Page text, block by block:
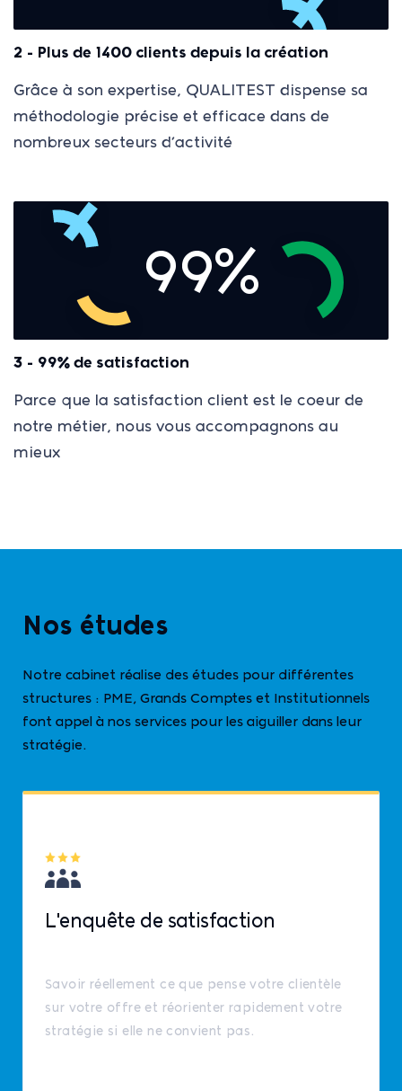
2 - Plus de 1400 clients depuis la création
Grâce à son expertise, QUALITEST dispense sa
méthodologie précise et efficace dans de
nombreux secteurs d’activité
99%
3 - 99% de satisfaction
Parce que la satisfaction client est le coeur de
notre métier, nous vous accompagnons au
mieux
Nos études
Notre cabinet réalise des études pour différentes
structures : PME, Grands Comptes et Institutionnels
font appel à nos services pour les aiguiller dans leur
stratégie.
L'enquête de satisfaction
Savoir réellement ce que pense votre clientèle
sur votre offre et réorienter rapidement votre
stratégie si elle ne convient pas.